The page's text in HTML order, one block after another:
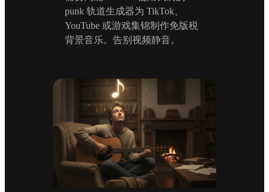
punk 轨道生成器为 TikTok、
YouTube 或游戏集锦制作免版税
背景音乐。告别视频静音。